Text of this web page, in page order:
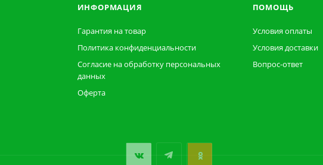
ИНФОРМАЦИЯ
Гарантия на товар
Политика конфиденциальности
Согласие на обработку персональных
данных
Оферта
ПОМОЩЬ
Условия оплаты
Условия доставки
Вопрос-ответ